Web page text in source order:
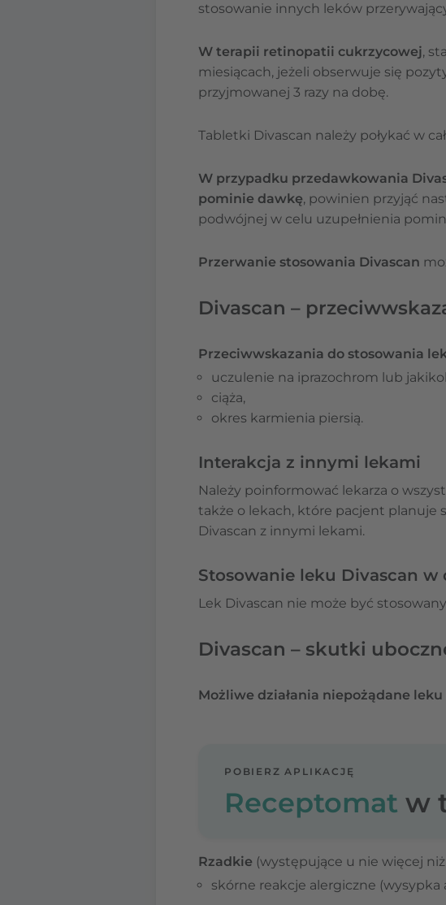
stosowanie innych leków
W terapii retinopatii cukrzycowej,
miesiącach, jeżeli obserwuje się
przyjmowanej 3 razy na dobę.
Tabletki Divascan należy połykać w
W przypadku przedawkowania
pominie dawkę, powinien przyjąć
podwójnej w celu uzupełnienia
Przerwanie stosowania Divascan
Divascan –
Przeciwwskazania do stosowania
uczulenie na iprazochrom lub
ciąża,
okres karmienia piersią.
Interakcja z innymi lekami
Należy poinformować lekarza o
także o lekach, które pacjent planuje
Divascan z innymi lekami.
Stosowanie leku Divascan
Lek Divascan nie może być
Divascan – skutki
Możliwe działania niepożądane leku
POBIERZ APLIKACJĘ
Receptomat w
Rzadkie (występujące u nie więcej
skórne reakcje alergiczne (wysypka